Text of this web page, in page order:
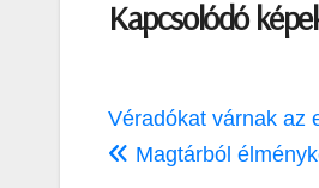
Kapcsolódó
Bejegyzés
navigáció
Véradókat várnak az
Magtárból